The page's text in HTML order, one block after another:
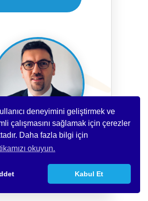
deneyimini geliştirmek ve
çalışmasını sağlamak için çerezler
Daha fazla bilgi için
okuyun.
Kabul Et